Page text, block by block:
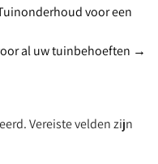
voor een
al uw tuinbehoeften →
Vereiste velden zijn